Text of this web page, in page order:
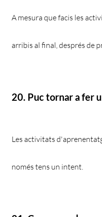
A mesura que facis les
arribis al final, després de
20. Puc tornar a fer
Les activitats
només tens un intent.